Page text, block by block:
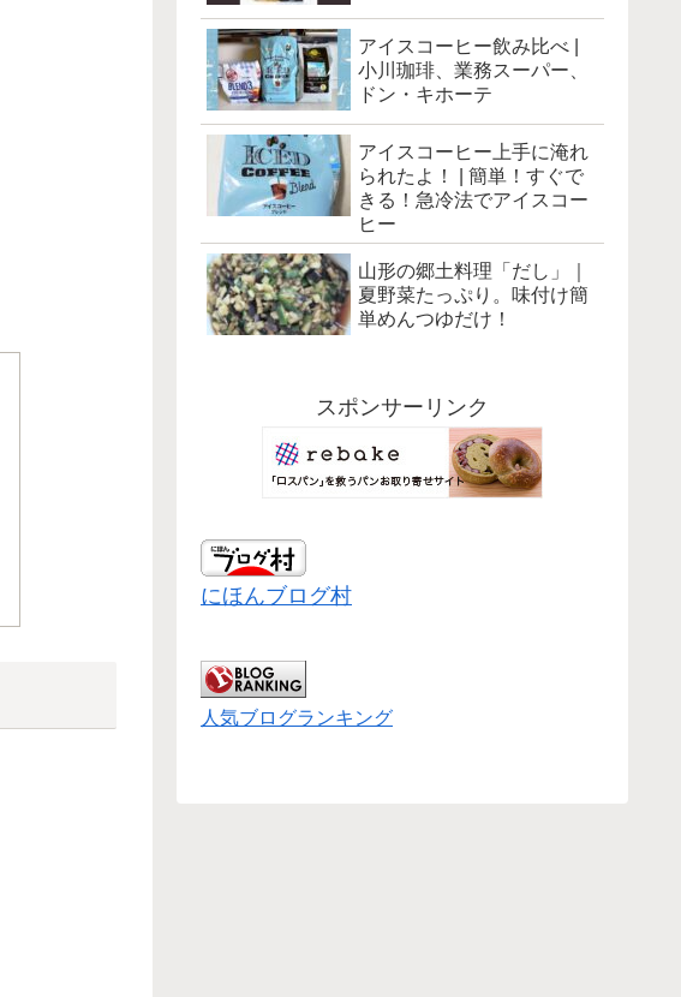
アイスコーヒー飲み比べ |
小川珈琲、業務スーパー、
ドン・キホーテ
アイスコーヒー上手に淹れ
られたよ！ | 簡単！すぐで
きる！急冷法でアイスコー
ヒー
山形の郷土料理「だし」｜
夏野菜たっぷり。味付け簡
単めんつゆだけ！
スポンサーリンク
にほんブログ村
人気ブログランキング